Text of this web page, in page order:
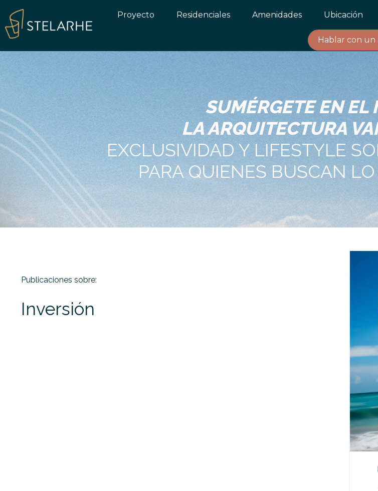
Proyecto Residenciales Amenidades Ubicación
Hablar con un
SUMÉRGETE EN EL
LA ARQUITECTURA
EXCLUSIVIDAD Y LIFESTYLE
PARA QUIENES BUSCAN
Publicaciones sobre:
Inversión